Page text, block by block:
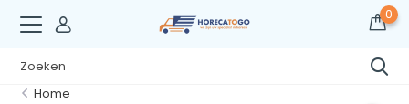
0
Home